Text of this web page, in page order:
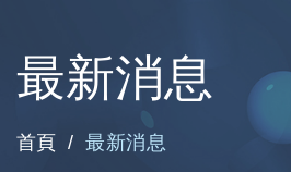
最新消息
首頁 最新消息